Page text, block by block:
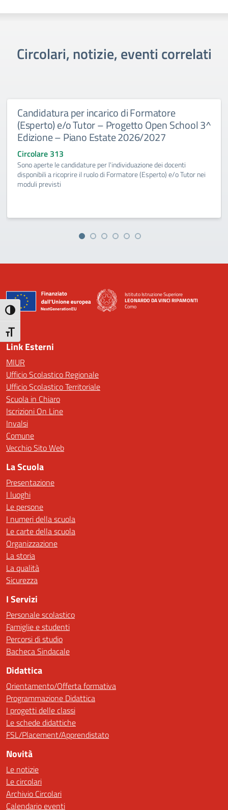
Attiva/disattiva alto contrasto
Attiva/disattiva dimensione testo
Circolari, notizie, eventi correlati
Candidatura per incarico di Formatore
(Esperto) e/o Tutor – Progetto Open School 3^
Edizione – Piano Estate 2026/2027
Circolare 313
Sono aperte le candidature per l'individuazione dei docenti
disponibili a ricoprire il ruolo di Formatore (Esperto) e/o Tutor nei
moduli previsti
Istituto Istruzione Superiore
LEONARDO DA VINCI RIPAMONTI
Como
Link Esterni
MIUR
Ufficio Scolastico Regionale
Ufficio Scolastico Territoriale
Scuola in Chiaro
Iscrizioni On Line
Invalsi
Comune
Vecchio Sito Web
La Scuola
Presentazione
I luoghi
Le persone
I numeri della scuola
Le carte della scuola
Organizzazione
La storia
La qualità
Sicurezza
I Servizi
Personale scolastico
Famiglie e studenti
Percorsi di studio
Bacheca Sindacale
Didattica
Orientamento/Offerta formativa
Programmazione Didattica
I progetti delle classi
Le schede didattiche
FSL/Placement/Apprendistato
Novità
Le notizie
Le circolari
Archivio Circolari
Calendario eventi